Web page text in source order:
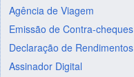
Agência de Viagem
Emissão de Contra-cheques
Declaração de Rendimentos
Assinador Digital